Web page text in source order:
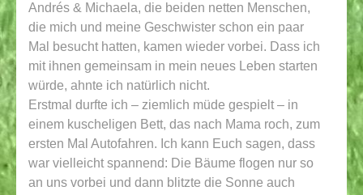
Andrés & Michaela, die beiden netten Menschen,
die mich und meine Geschwister schon ein paar
Mal besucht hatten, kamen wieder vorbei. Dass ich
mit ihnen gemeinsam in mein neues Leben starten
würde, ahnte ich natürlich nicht.
Erstmal durfte ich – ziemlich müde gespielt – in
einem kuscheligen Bett, das nach Mama roch, zum
ersten Mal Autofahren. Ich kann Euch sagen, dass
war vielleicht spannend: Die Bäume flogen nur so
an uns vorbei und dann blitzte die Sonne auch